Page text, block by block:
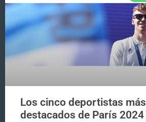
Los cinco deportistas más
destacados de París 2024